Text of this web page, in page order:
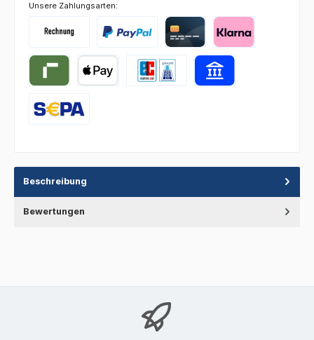
Unsere Zahlungsarten:
Beschreibung
Bewertungen